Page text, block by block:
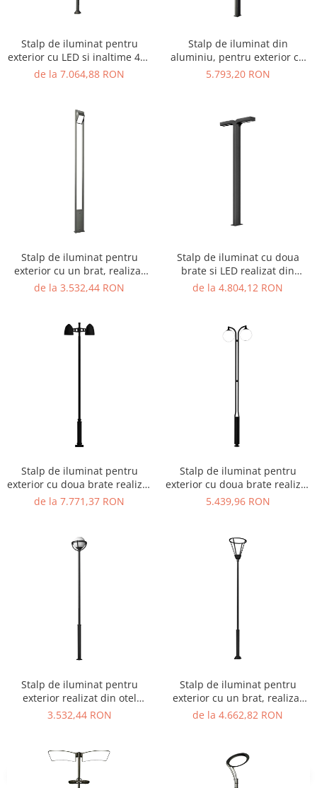
Figurine pe arc
Panouri interactive educationale
Tobogane exterior
Trambuline exterior
Echipamente fitness cu Panouri
Echipamente fitness pentru batrani
/ adulti
Echipamente Terenuri de Sport
Cosuri de baschet
Porti fotbal / handball
Tartan turnat
Rastel biciclete
Decoratiuni urbane
Globuri de craciun pentru exterior
Reni de craciun pentru exterior
Foisoare
Mese picnic
Ghivece de exterior
Magazie pubele / tomberoane
gunoi
Mobilier urban DIZABILITATI
Stalp de iluminat pentru
exterior cu LED si inaltime 400
cm - A4011
de la 7.064,88 RON
Stalp de iluminat din
aluminiu, pentru exterior cu
doua brate si bec LED - A4005
5.793,20 RON
Stalp de iluminat pentru
exterior cu un brat, realizat
din aluminiu si bec LED -
de la 3.532,44 RON
Stalp de iluminat cu doua
brate si LED realizat din
aluminiu A4003
de la 4.804,12 RON
Stalp de iluminat pentru
exterior cu doua brate realizat
din otel galvanizat si bec LED -
de la 7.771,37 RON
Stalp de iluminat pentru
exterior cu doua brate realizat
din otel galvanizat si bec LED -
5.439,96 RON
Stalp de iluminat pentru
exterior realizat din otel
galvanizat si bec LED - A4033
3.532,44 RON
Stalp de iluminat pentru
exterior cu un brat, realizat
din aluminiu si bec LED -
de la 4.662,82 RON